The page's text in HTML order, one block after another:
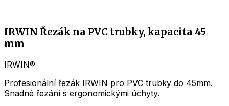
IRWIN Řezák na PVC trubky, kapacita 45
mm
IRWIN®
Profesionální řezák IRWIN pro PVC trubky do 45mm.
Snadné řezání s ergonomickými úchyty.